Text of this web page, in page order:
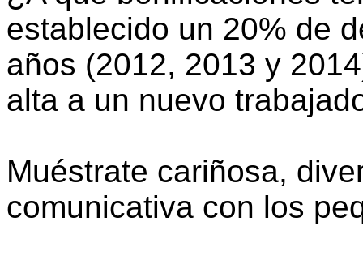
establecido un 20% de
años (2012, 2013 y
alta a un nuevo
Muéstrate cariñosa,
comunicativa con los